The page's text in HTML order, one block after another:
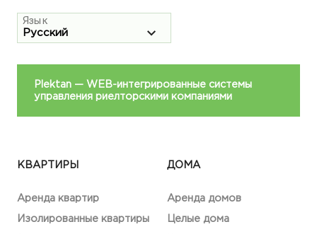
Язык
Plektan — WEB-интегрированные системы
управления риелторскими компаниями
КВАРТИРЫ
Аренда квартир
Изолированные квартиры
ДОМА
Аренда домов
Целые дома